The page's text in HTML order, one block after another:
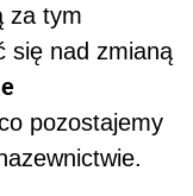
za tym
się nad zmianą
pozostajemy